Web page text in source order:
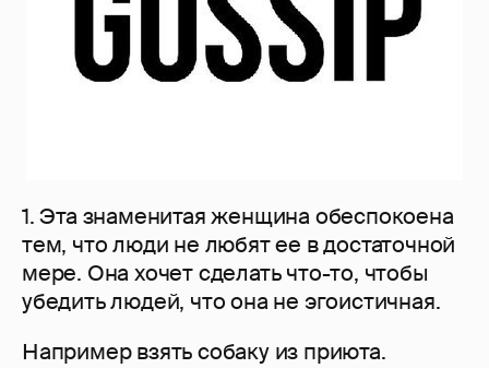
1. Эта знаменитая женщина обеспокоена
тем, что люди не любят ее в достаточной
мере. Она хочет сделать что-то, чтобы
убедить людей, что она не эгоистичная.
Например взять собаку из приюта.